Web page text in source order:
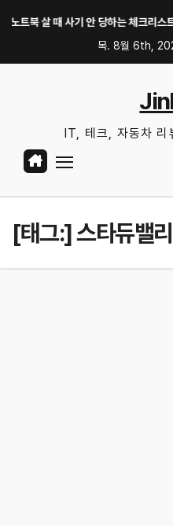
살 때 사기 안 당하는 체크리스트｜직
목. 8월 6th,
IT, 테크, 자동차 리
[태그:]스타듀밸리